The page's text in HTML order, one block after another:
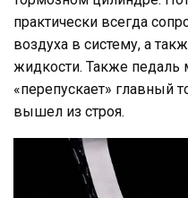
практически всегда
воздуха в систему, а
жидкости. Также педаль
«перепускает» главный
вышел из строя.